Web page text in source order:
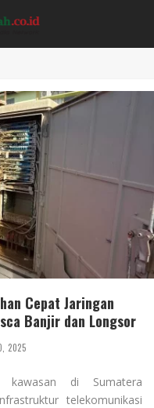
Cepat Jaringan
Banjir dan Longsor
2025
kawasan di Sumatera
telekomunikasi